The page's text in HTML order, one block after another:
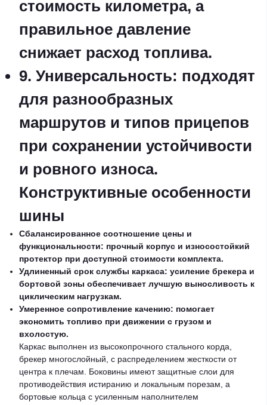
стоимость километра, а
правильное давление
снижает расход топлива.
9. Универсальность: подходят
для разнообразных
маршрутов и типов прицепов
при сохранении устойчивости
и ровного износа.
Конструктивные особенности
шины
Сбалансированное соотношение цены и
функциональности: прочный корпус и износостойкий
протектор при доступной стоимости комплекта.
Удлиненный срок службы каркаса: усиление брекера и
бортовой зоны обеспечивает лучшую выносливость к
циклическим нагрузкам.
Умеренное сопротивление качению: помогает
экономить топливо при движении с грузом и
вхолостую.
Каркас выполнен из высокопрочного стального корда,
брекер многослойный, с распределением жесткости от
центра к плечам. Боковины имеют защитные слои для
противодействия истиранию и локальным порезам, а
бортовые кольца с усиленным наполнителем